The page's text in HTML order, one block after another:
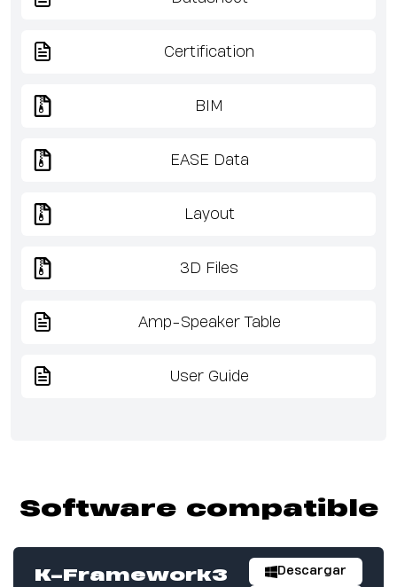
Certification
BIM
EASE Data
Layout
3D Files
Amp-Speaker Table
User Guide
Software compatible
K-Framework3 Descargar